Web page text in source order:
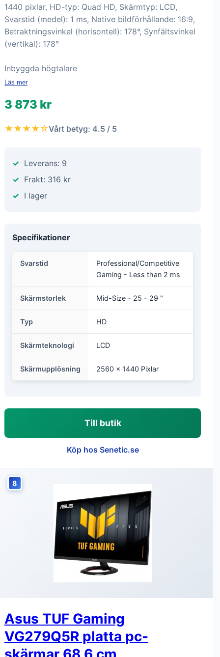
1440 pixlar, HD-typ: Quad HD, Skärmtyp: LCD,
Svarstid (medel): 1 ms, Native bildförhållande: 16:9,
Betraktningsvinkel (horisontell): 178°, Synfältsvinkel
(vertikal): 178°
Inbyggda högtalare
Läs mer
3 873 kr
★★★★☆Vårt betyg: 4.5 / 5
Leverans: 9
Frakt: 316 kr
I lager
Specifikationer
Svarstid
Professional/Competitive
Gaming - Less than 2 ms
Skärmstorlek Mid-Size - 25 - 29 "
Typ HD
Skärmteknologi LCD
Skärmupplösning 2560 x 1440 Pixlar
Till butik
Köp hos Senetic.se
8
Asus TUF Gaming
VG279Q5R platta pc-